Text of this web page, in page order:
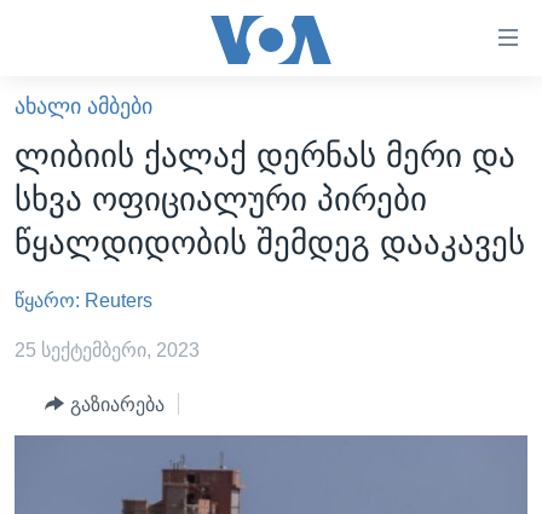
ხელმისაწვდომობისთვის
გადადით
მთავარზე
გადადით
მთავარ
ნავიგაციაზე
გადადით
ძიებაზე
ᲐᲮᲐᲚᲘ ᲐᲛᲑᲔᲑᲘ
ᲡᲐᲥᲐᲠᲗᲕᲔᲚᲝ
ᲐᲨᲨ
ᲐᲨᲨ-ᲘᲡ ᲐᲠᲩᲔᲕᲜᲔᲑᲘ 2024
ᲛᲡᲝᲤᲚᲘᲝ
ᲕᲘᲓᲔᲝᲔᲑᲘ
ᲒᲐᲓᲐᲪᲔᲛᲔᲑᲘ
ᲕᲐᲨᲘᲜᲒᲢᲝᲜᲘ ᲓᲦᲔᲡ
ᲡᲮᲕᲐ ᲡᲘᲐᲮᲚᲔᲔᲑᲘ
ᲐᲮᲐᲚᲘ ᲐᲛᲑᲔᲑᲘ
ლიბიის ქალაქ დერნას მერი და
სხვა ოფიციალური პირები
წყალდიდობის შემდეგ დააკავეს
წყარო: Reuters
25 სექტემბერი, 2023
გაზიარება